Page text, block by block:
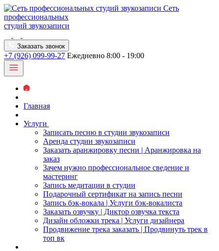
Сеть
профессиональных
студий звукозаписи
Заказать звонок
+7 (926) 099-99-27 Ежедневно 8:00 - 19:00
Главная
Услуги
Записать песню в студии звукозаписи
Аренда студии звукозаписи
Заказать аранжировку песни | Аранжировка на
заказ
Зачем нужно профессиональное сведение и
мастеринг
Запись медитации в студии
Подарочный сертификат на запись песни
Запись бэк-вокала | Услуги бэк-вокалиста
Заказать озвучку | Диктор озвучка текста
Дизайн обложки трека | Услуги дизайнера
Продвижение трека заказать | Продвинуть трек в
топ вк